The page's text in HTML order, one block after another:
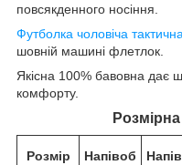
повсякденного носіння.
Футболка чоловіча тактична
шовній машині флетлок.
Якісна 100% бавовна дає
комфорту.
Розмір
Напівоб